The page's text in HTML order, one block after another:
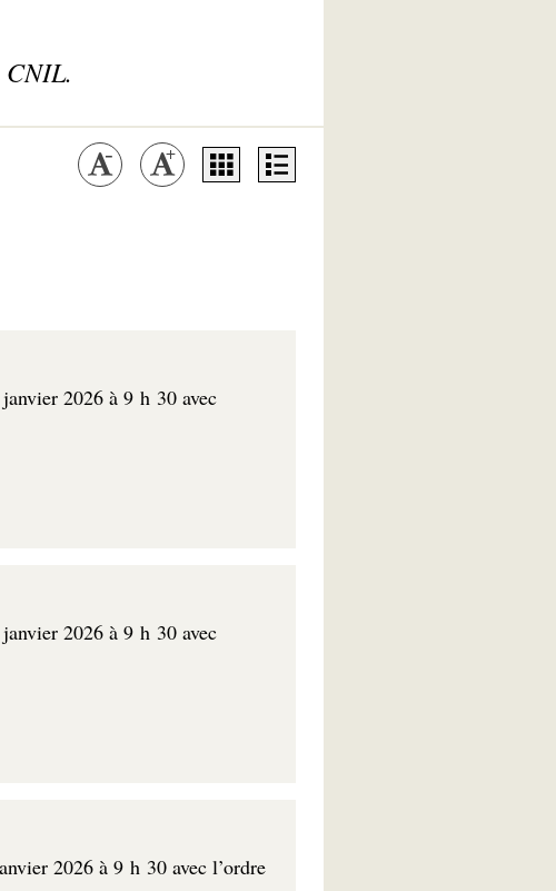
CNIL.
2026 à 9 h 30 avec
2026 à 9 h 30 avec
2026 à 9 h 30 avec l’ordre